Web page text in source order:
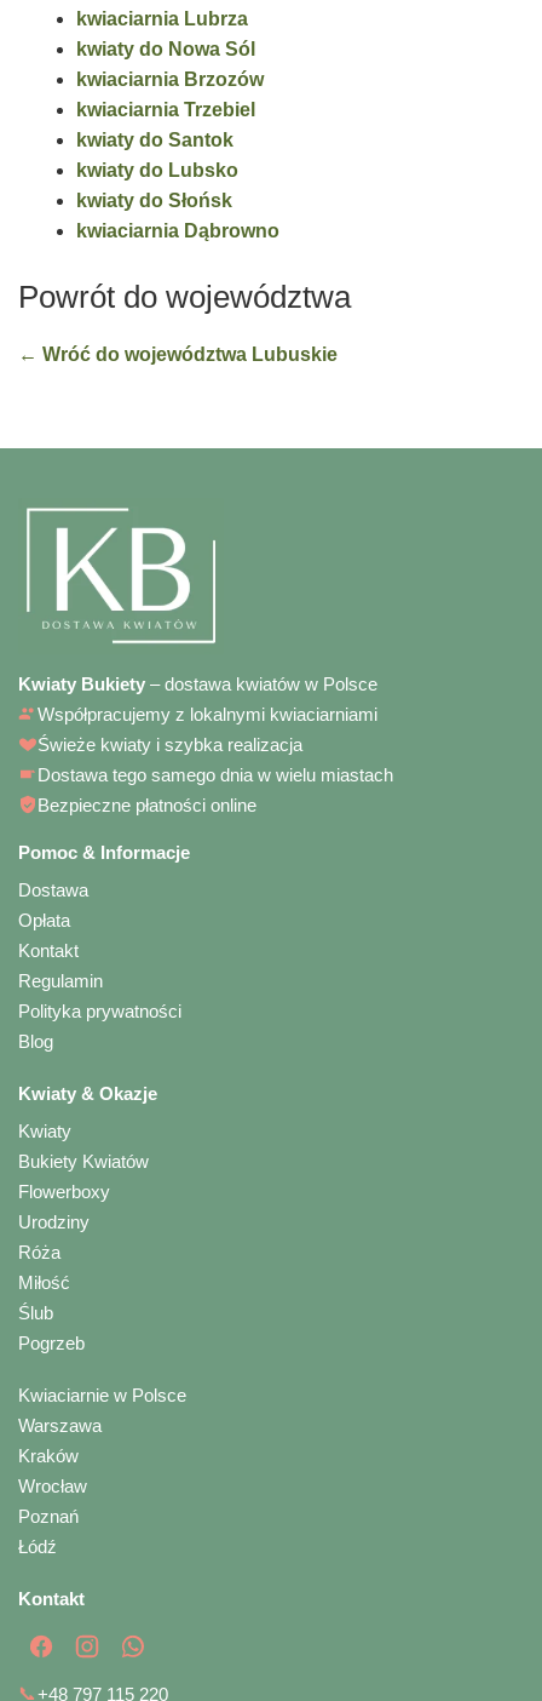
kwiaciarnia Lubrza
kwiaty do Nowa Sól
kwiaciarnia Brzozów
kwiaciarnia Trzebiel
kwiaty do Santok
kwiaty do Lubsko
kwiaty do Słońsk
kwiaciarnia Dąbrowno
Powrót do województwa
← Wróć do województwa Lubuskie
Kwiaty Bukiety – dostawa kwiatów w Polsce
Współpracujemy z lokalnymi kwiaciarniami
Świeże kwiaty i szybka realizacja
Dostawa tego samego dnia w wielu miastach
Bezpieczne płatności online
Pomoc & Informacje
Dostawa
Opłata
Kontakt
Regulamin
Polityka prywatności
Blog
Kwiaty & Okazje
Kwiaty
Bukiety Kwiatów
Flowerboxy
Urodziny
Róża
Miłość
Ślub
Pogrzeb
Kwiaciarnie w Polsce
Warszawa
Kraków
Wrocław
Poznań
Łódź
Kontakt
📞+48 797 115 220